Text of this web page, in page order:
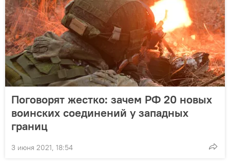
Поговорят жестко: зачем РФ 20 новых
воинских соединений у западных
границ
3 июня 2021, 18:54